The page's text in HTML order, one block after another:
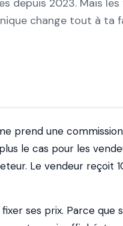
depuis 2023. Mais les
change tout à ta
prend une
le cas pour les
Le vendeur reçoit
ses prix. Parce que